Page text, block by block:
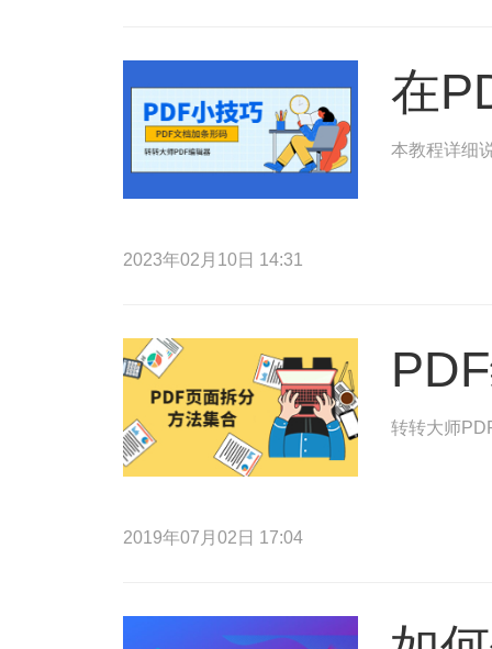
在
本教程详细
2023年02月10日 14:31
转转大师
2019年07月02日 17:04